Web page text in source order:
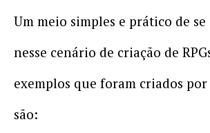
Um meio simples e prático de
nesse cenário de criação de
exemplos que foram criados
são: